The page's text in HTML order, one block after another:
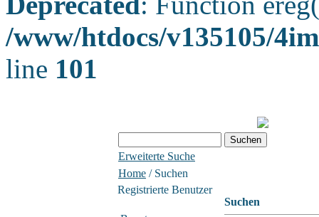
/www/htdocs/v135105/
line 101
Erweiterte Suche
Home / Suchen
Registrierte Benutzer
Suchen